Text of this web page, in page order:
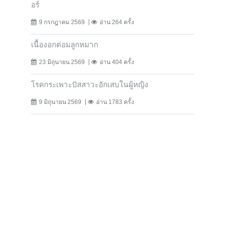
อร์
9 กรกฎาคม 2569 อ่าน 264 ครั้ง
เนื้องอกต่อมลูกหมาก
23 มิถุนายน 2569 อ่าน 404 ครั้ง
โรคกระเพาะปัสสาวะอักเสบในผู้หญิง
9 มิถุนายน 2569 อ่าน 1783 ครั้ง